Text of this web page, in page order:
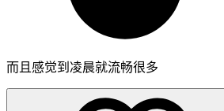
而且感觉到凌晨就流畅很多